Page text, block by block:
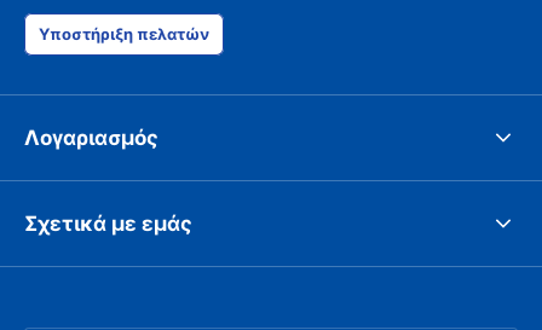
Υποστήριξη πελατών
Λογαριασμός
Σχετικά με εμάς